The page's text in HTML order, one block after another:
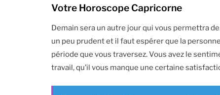
Votre Horoscope Capricorne
Demain sera un autre jour qui vous permettra
un peu prudent et il faut espérer que la
période que vous traversez. Vous avez le
travail, qu’il vous manque une certaine